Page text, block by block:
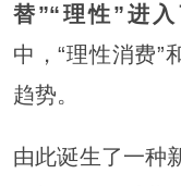
替”“理性”进
中，“理性消费”
趋势。
由此诞生了一种